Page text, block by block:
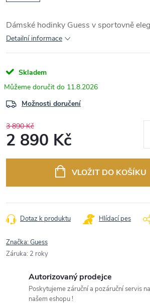
Dámské hodinky Guess v sportovně
Detailní informace
Skladem
11.8.2026
Možnosti doručení
3 890 Kč
2 890 Kč
VLOŽIT DO KOŠÍKU
Dotaz k produktu Hlídací pes
Značka:Guess
Záruka: 2 roky
Autorizovaný prodejce
Poskytujeme záruční a pozáruční servis
našem eshopu !